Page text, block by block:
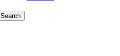
Search